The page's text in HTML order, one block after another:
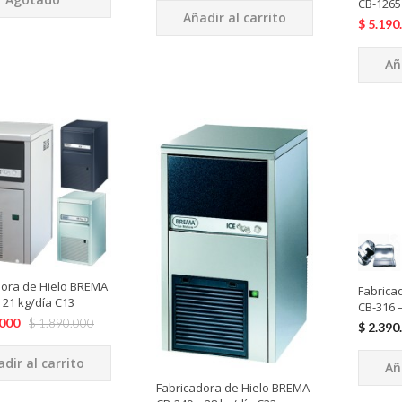
Añadir al carrito
CB-
$
de Hielo BREMA
21 kg/día C13
$1.890.000
al carrito
Fabricadora de Hielo BREMA
CB-316
$